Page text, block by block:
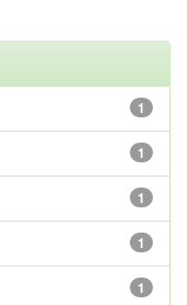
1
1
1
1
1